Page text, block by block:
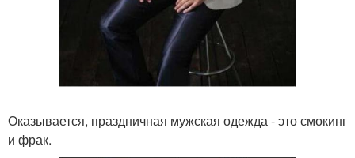
Оказывается, праздничная мужская одежда - это смокинг
и фрак.